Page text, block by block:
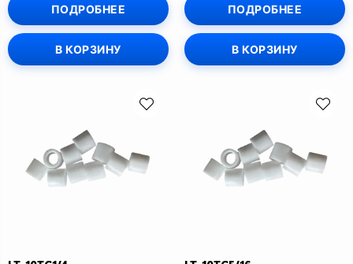
ПОДРОБНЕЕ
В КОРЗИНУ
ПОДРОБНЕЕ
В КОРЗИНУ